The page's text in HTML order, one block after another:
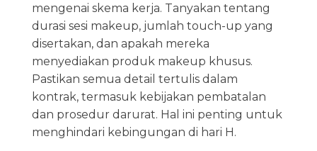
mengenai skema kerja. Tanyakan tentang
durasi sesi makeup, jumlah touch-up yang
disertakan, dan apakah mereka
menyediakan produk makeup khusus.
Pastikan semua detail tertulis dalam
kontrak, termasuk kebijakan pembatalan
dan prosedur darurat. Hal ini penting untuk
menghindari kebingungan di hari H.